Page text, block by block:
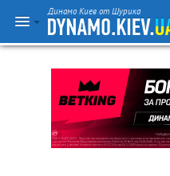
Динамо Киев от Шурика